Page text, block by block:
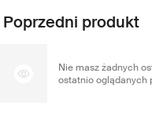
Poprzedni produkt
Nie masz żadnych
ostatnio oglądanych